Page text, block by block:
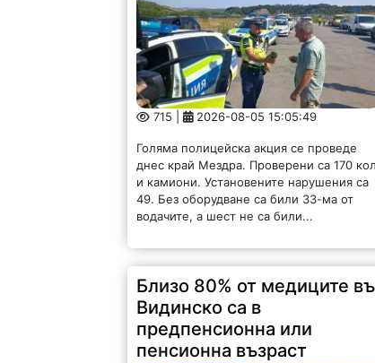
715 | 2026-08-05 15:05:49
Голяма полицейска акция се проведе
днес край Мездра. Проверени са 170
и камиони. Установените нарушения са
49. Без оборудване са били 33-ма от
водачите, а шест не са били...
Близо 80% от медиците
Видинско са в
предпенсионна или
пенсионна възраст